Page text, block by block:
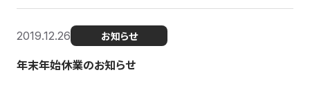
2019.12.26 お知らせ
年末年始休業のお知らせ